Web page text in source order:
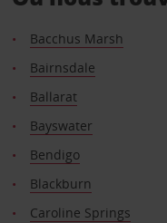
Bacchus Marsh
Bairnsdale
Ballarat
Bayswater
Bendigo
Blackburn
Caroline Springs